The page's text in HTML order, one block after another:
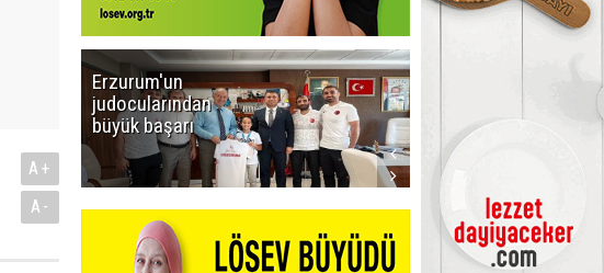
A+
A-
Erzurum'un
judocularından
büyük başarı